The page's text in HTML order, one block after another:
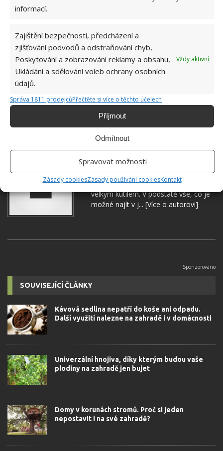
informací.
Zajištění bezpečnosti, předcházení a
zjišťování podvodů a odstraňování chyb,
Poskytování a zobrazování reklamy a obsahu,
Ukládání a sdělování voleb ochrany osobních
údajů.
Vždy aktivní
Správa 1811 prodejcůPřečtěte si více o těchto účelech
Příjmout
Odmítnout
Spravovat možnosti
Zásady cookiesZásady používání cookiesKontakt
MALINÍK MALINY PĚSTOVÁNÍ MALIN
PROŘEZÁVÁNÍ ZAHRADA
Přidejte svůj názor
Jiří Kolář
Absolvent České zemědělské
univerzity, který je již od malička
velkým kutilem. V podstatě vše, co je
možné najít v j... [Více o autorovi]
SOUVISEJÍCÍ ČLÁNKY
Kávová sedlina nepatří do koše ani odpadu.
Další využití nalezne na zahradě i v domácnosti
Univerzální hnojiva, díky kterým budou vaše
plodiny na zahradě jen bujet
Domy v korunách stromů. Proč si jeden
nepostavit i na své zahradě?